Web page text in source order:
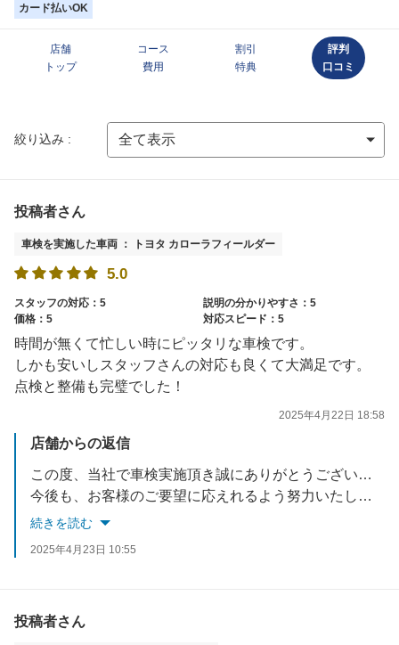
カード払いOK
店舗
トップ
コース
費用
割引
特典
評判
口コミ
絞り込み :
投稿者さん
車検を実施した車両 ： トヨタ カローラフィールダー
5.0
スタッフの対応：5
説明の分かりやすさ：5
価格：5
対応スピード：5
時間が無くて忙しい時にピッタリな車検です。
しかも安いしスタッフさんの対応も良くて大満足です。
点検と整備も完璧でした！
2025年4月22日 18:58
店舗からの返信
この度、当社で車検実施頂き誠にありがとうございました。
今後も、お客様のご要望に応えれるよう努力いたします。
お車でお困りごとがあれば、いつでもご相談ください。
続きを読む
2025年4月23日 10:55
投稿者さん